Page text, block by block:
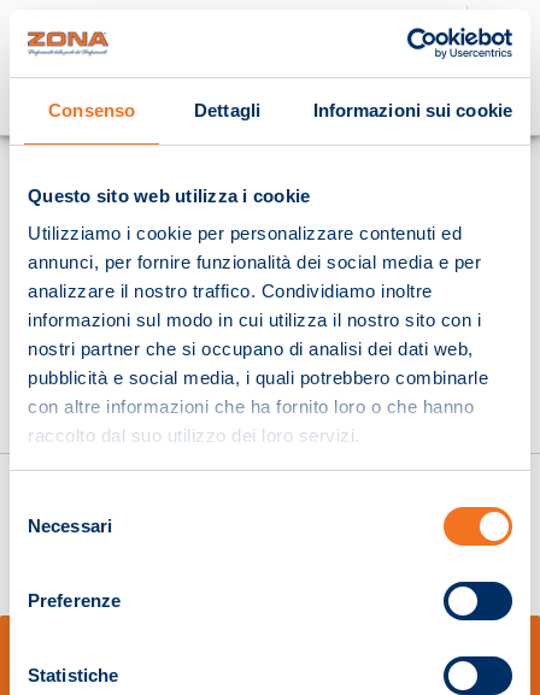
Consenso Dettagli Informazioni sui cookie
Questo sito web utilizza i cookie
Utilizziamo i cookie per personalizzare contenuti ed
annunci, per fornire funzionalità dei social media e per
analizzare il nostro traffico. Condividiamo inoltre
informazioni sul modo in cui utilizza il nostro sito con i
nostri partner che si occupano di analisi dei dati web,
pubblicità e social media, i quali potrebbero combinarle
con altre informazioni che ha fornito loro o che hanno
raccolto dal suo utilizzo dei loro servizi.
delNecessari
Preferenze
Statistiche
Cosa stai cercando?
Pistoia 01680210505 – R.E.A. n.155974 - Cap.Soc. € 2.000.000,00 i.v. La
Società adotta il Codice Etico D.lgs. 231/01